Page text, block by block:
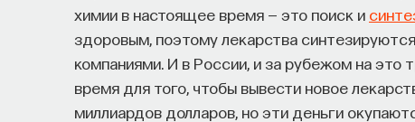
химии в настоящее время — это поиск и
здоровым, поэтому лекарства
компаниями. И в России, и за рубежом на это
время для того, чтобы вывести новое
миллиардов долларов, но эти деньги